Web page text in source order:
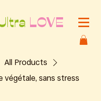
LOVE
All Products
végétale, sans stress